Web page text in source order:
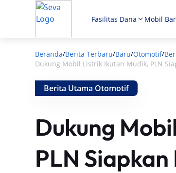
Fasilitas Dana Mobil
Beranda/Berita Terbaru/Baru/Otomotif/
Dukung Mobil Listrik Ikutan Mudik, PLN
Berita Utama Otomotif
Dukung
PLN Siapkan